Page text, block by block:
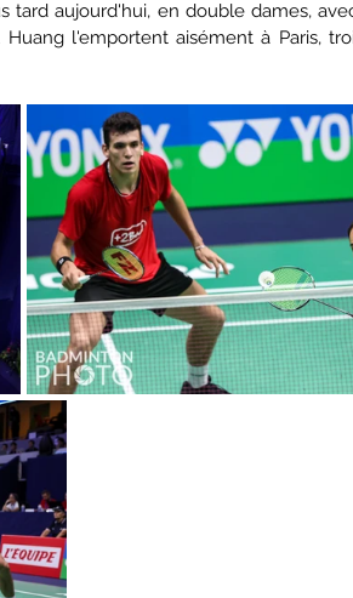
tard aujourd'hui, en double dames,
l'emportent aisément à Paris,